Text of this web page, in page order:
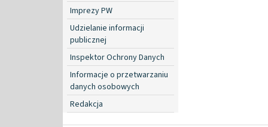
Imprezy PW
Udzielanie informacji
publicznej
Inspektor Ochrony Danych
Informacje o przetwarzaniu
danych osobowych
Redakcja